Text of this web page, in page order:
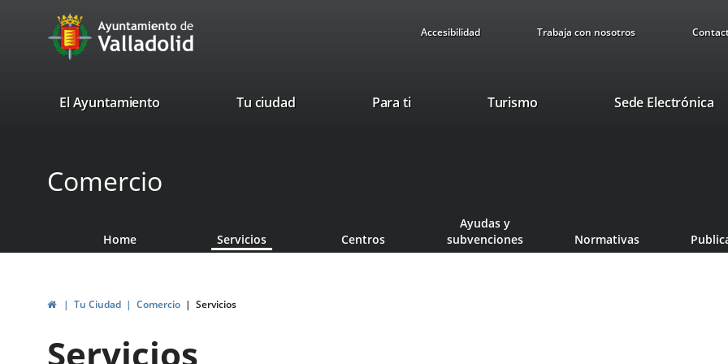
Portal
Web
Ayuntamiento
Valladolid
Accesibilidad Trabaja con nosotros
valladolid.es
El Ayuntamiento Tu ciudad Para ti TurismoThis
window.
Sede Electrónica
Comercio
Home Servicios Centros
Ayudas y
subvenciones
Normativas
HomeTu Ciudad Comercio Servicios
Servicios